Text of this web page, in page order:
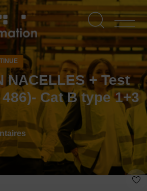
NACELLES + Test
Cat B type 1+3